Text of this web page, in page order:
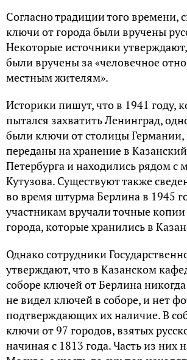
Согласно традиции того времени,
ключи от города были вручены
Некоторые источники
были вручены за «человечное
местным жителям».
Историки пишут, что в 1941 году,
пытался захватить Ленинград,
были ключи от столицы
переданы на хранение в
Петербурга и находились рядом с
Кутузова. Существуют также
во время штурма Берлина в 1945
участникам вручали точные
города, которые хранились в
Однако сотрудники
утверждают, что в Казанском
соборе ключей от Берлина
не видел ключей в соборе, и нет
подтверждающих их наличие. В
ключи от 97 городов, взятых
начиная с 1813 года. Часть из них